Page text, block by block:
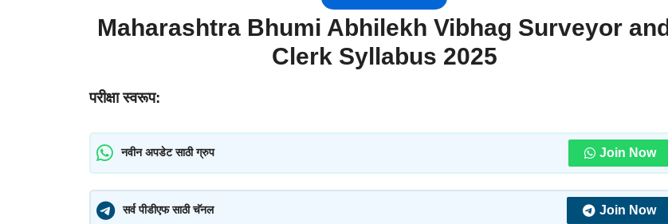
Maharashtra Bhumi Abhilekh Vibhag Surveyor and
Clerk Syllabus 2025
परीक्षा स्वरूप:
नवीन अपडेट साठी ग्रुप Join Now
सर्व पीडीएफ साठी चॅनल Join Now